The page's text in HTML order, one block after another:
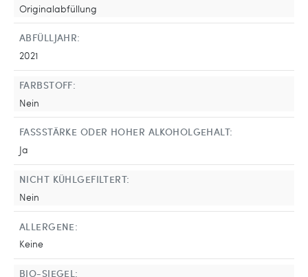
Originalabfüllung
ABFÜLLJAHR:
2021
FARBSTOFF:
Nein
FASSSTÄRKE ODER HOHER ALKOHOLGEHALT:
Ja
NICHT KÜHLGEFILTERT:
Nein
ALLERGENE:
Keine
BIO-SIEGEL: